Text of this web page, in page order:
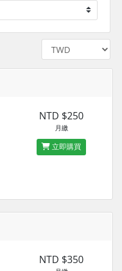
NTD $250
月繳
立即購買
NTD $350